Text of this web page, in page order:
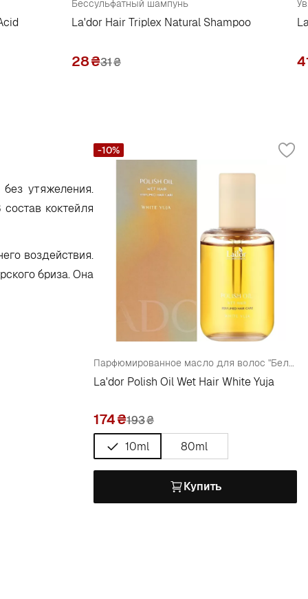
Бессульфатный шампунь
La'dor Hair Triplex Natural Shampoo
28₴31₴
утяжеления.
коктейля
воздействия.
бриза. Она
Парфюмированное масло для волос "Белый Юдзу"
La'dor Polish Oil Wet Hair White Yuja
174 193₴
10ml
80ml
Купить
-10%